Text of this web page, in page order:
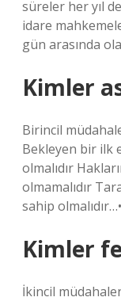
süreler her yıl
idare
gün arasında
Kimler
Birincil
Bekleyen bir ilk
olmalıdır
olmamalıdır
sahip
Kimler
İkincil